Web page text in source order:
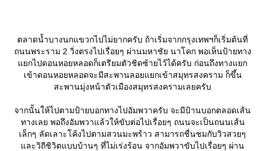
ตลาดน้ำบางนกแขวกไปไม่ยากครับ ถ้าเริ่มจากกรุงเทพฯก็เริ่มต้นที่
ถนนพระราม 2 วิ่งตรงไปเรื่อยๆ ผ่านมหาชัย นาโคก พอเห็นป้ายทาง
กไปดอนหอยหลอดก็เตรียมตัวชิดซ้ายไว้ได้ครับ ก่อนถึงทางแยก
เข้าดอนหอยหลอดจะมีสะพานลอยแยกเข้าสมุทรสงคราม ก็ขึ้น
สะพานมุ่งหน้าตัวเมืองสมุทรสงครามเลยครับ
จากนั้นให้ไปตามป้ายบอกทางไปอัมพวาครับ จะมีป้านบอกตลอดเส้น
ทางเลย พอถึงอัมพวาแล้วให้ขับต่อไปเรื่อยๆ ถนนจะเป็นถนนเส้น
เล็กๆ ลัดเลาะโค้งไปตามสวนมะพร้าว สามารถชื่นชมกับวิวสวยๆ
ละวิถีชิวิตแบบบ้านๆ ที่ไม่เร่งร้อน จากอัมพวาขับไปเรื่อยๆ ผ่าน